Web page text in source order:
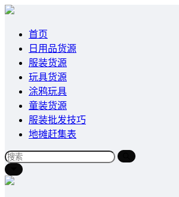
首页
日用品货源
服装货源
玩具货源
涂鸦玩具
童装货源
服装批发技巧
地摊赶集表